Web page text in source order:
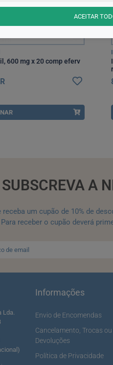
600 mg x 20 comp eferv
SUBSCREVA A
um cupão de 10% de
receber o cupão deverá
Informações
Envio de Encomendas
Cancelamento, Trocas ou
Devoluções
Política de Privacidade
ACEITAR